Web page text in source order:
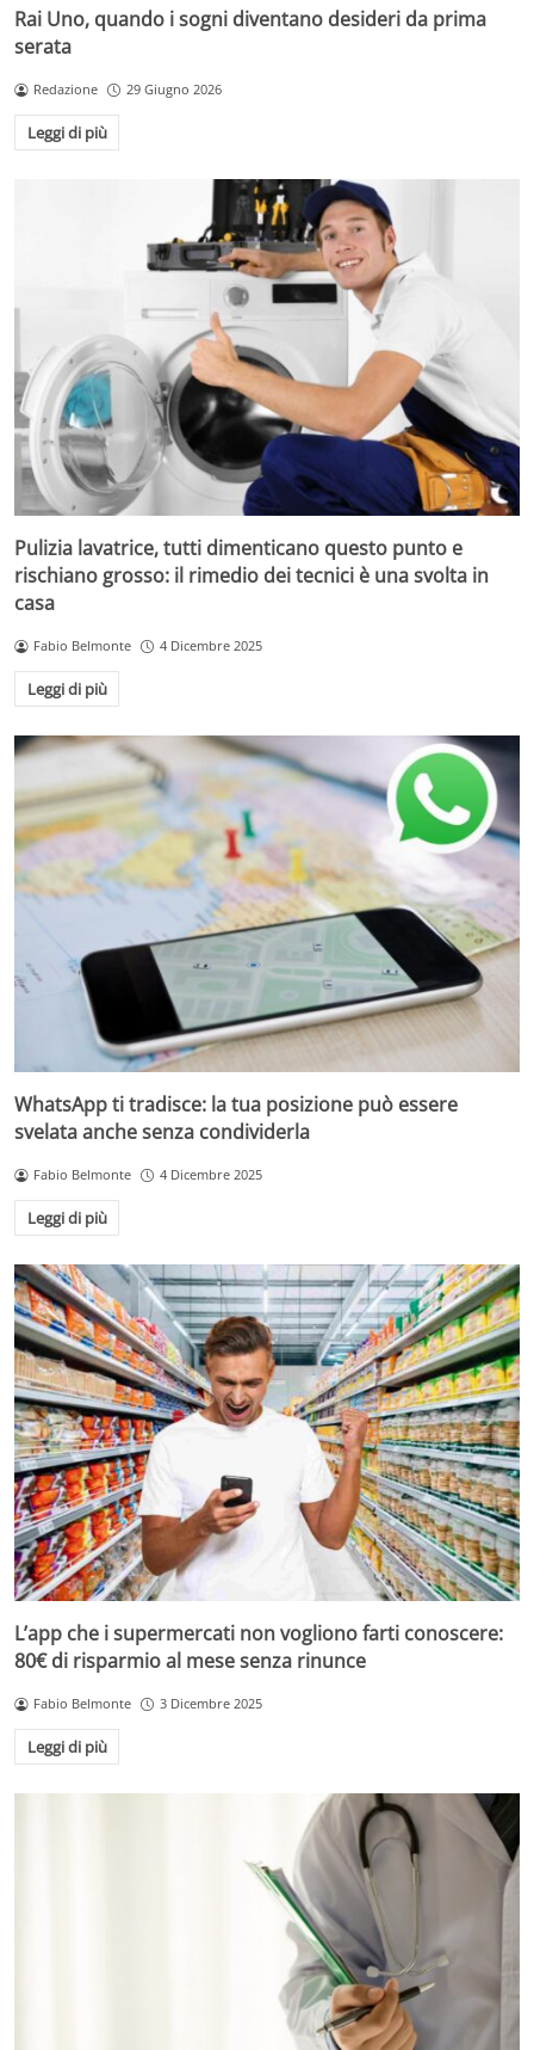
Rai Uno, quando i sogni diventano desideri da prima
serata
Redazione 29 Giugno 2026
Leggi di più
Pulizia lavatrice, tutti dimenticano questo punto e
rischiano grosso: il rimedio dei tecnici è una svolta in
casa
Fabio Belmonte 4 Dicembre 2025
Leggi di più
WhatsApp ti tradisce: la tua posizione può essere
svelata anche senza condividerla
Fabio Belmonte 4 Dicembre 2025
Leggi di più
L’app che i supermercati non vogliono farti conoscere:
80€ di risparmio al mese senza rinunce
Fabio Belmonte 3 Dicembre 2025
Leggi di più